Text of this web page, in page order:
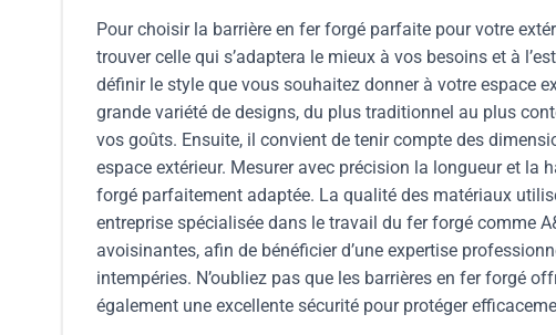
Pour choisir la barrière en fer forgé parfaite pour votre
trouver celle qui s’adaptera le mieux à vos besoins et à
définir le style que vous souhaitez donner à votre espace
grande variété de designs, du plus traditionnel au plus
vos goûts. Ensuite, il convient de tenir compte des
espace extérieur. Mesurer avec précision la longueur et la
forgé parfaitement adaptée. La qualité des matériaux
entreprise spécialisée dans le travail du fer forgé comme
avoisinantes, afin de bénéficier d’une expertise
intempéries. N’oubliez pas que les barrières en fer forgé
également une excellente sécurité pour protéger